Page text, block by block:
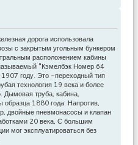
дорога использовала
с закрытым угольным бункером
расположением кабины
"Кэмелбэк Номер 64
году. Это -переходный тип
технология 19 века и более
Дымовая труба, кабина,
образца 1880 года. Напротив,
двойные пневмонасосы и клапан
20 века, С большим
мог эксплуатироваться без